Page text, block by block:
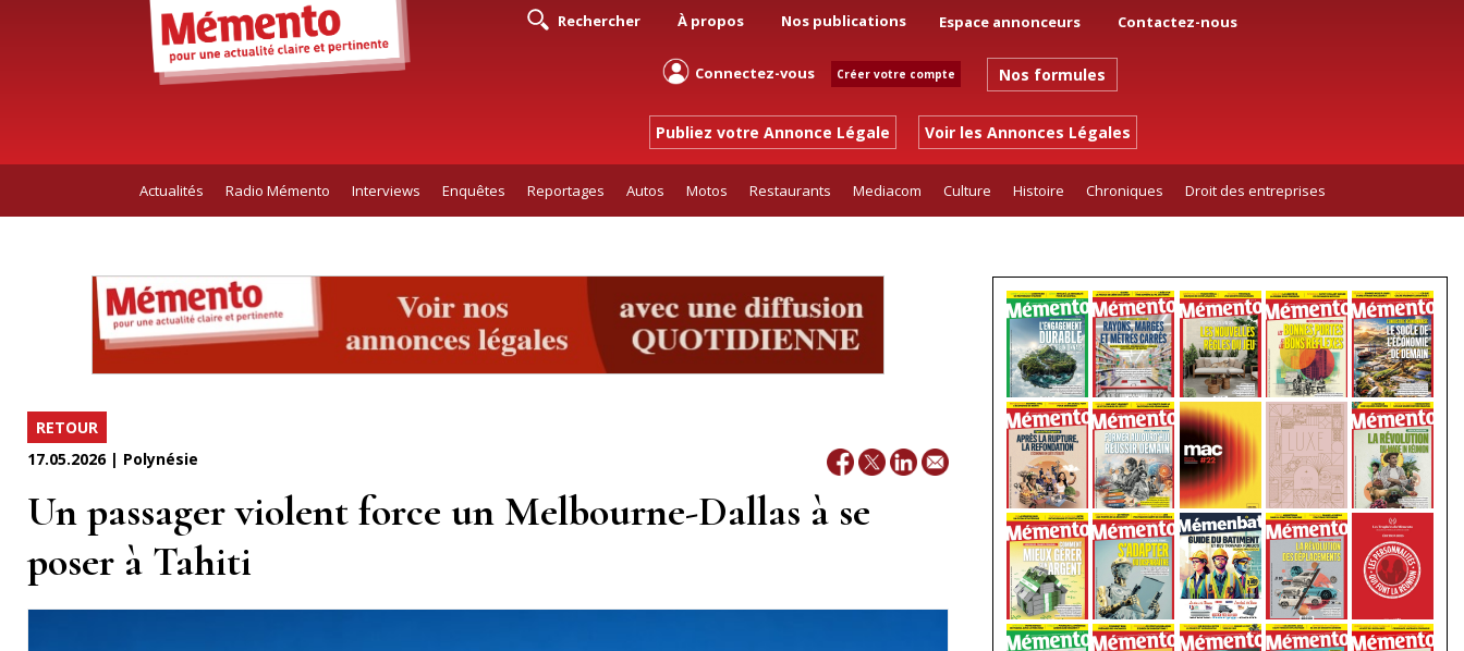
Rechercher À propos Nos publications Espace annonceurs Contactez-nous
Connectez-vous Créer votre compte Nos formules
Publiez votre Annonce Légale Voir les Annonces Légales
Actualités Radio Mémento Interviews Enquêtes Reportages Autos Motos Restaurants Mediacom Culture Histoire Chroniques Droit des entreprises
RETOUR
17.05.2026 | Polynésie
Un passager violent force un Melbourne-Dallas à se
poser à Tahiti